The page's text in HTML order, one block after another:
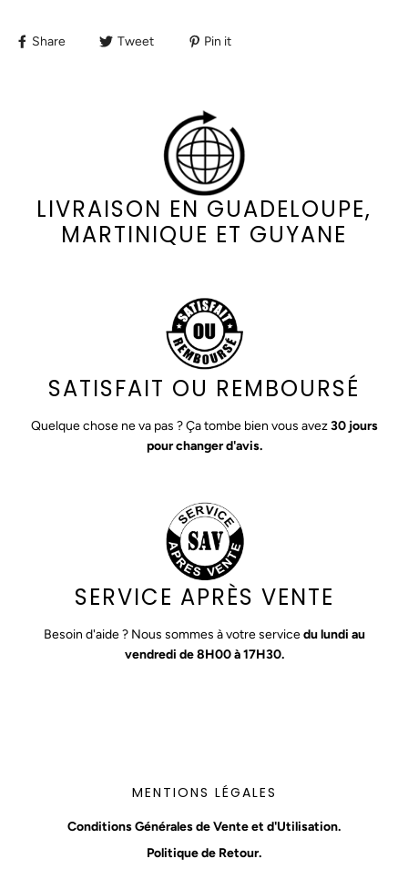
Share Tweet Pin it
LIVRAISON EN GUADELOUPE,
MARTINIQUE ET GUYANE
SATISFAIT OU REMBOURSÉ
Quelque chose ne va pas ? Ça tombe bien vous avez30 jours
pour changer d'avis.
SERVICE APRÈS VENTE
Besoin d'aide ? Nous sommes à votre servicedu lundi au
vendredi de 8H00 à 17H30.
MENTIONS LÉGALES
Conditions Générales de Vente et d'Utilisation.
Politique de Retour.